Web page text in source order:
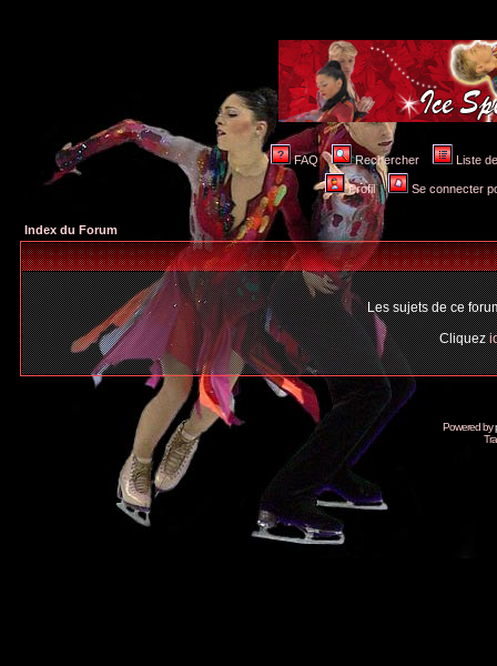
FAQ Rechercher Liste
Profil Se connecter
Index du Forum
Les sujets de ce
Cliquez
Powered by